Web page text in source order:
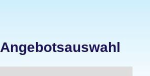
Angebotsauswahl